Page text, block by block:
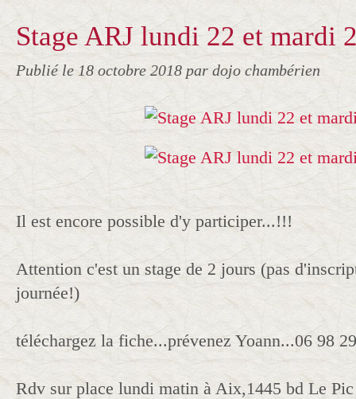
Stage ARJ lundi 22 et mardi
Publié le 18 octobre 2018 par dojo chambérien
Il est encore possible d'y participer...!!!
Attention c'est un stage de 2 jours (pas
journée!)
téléchargez la fiche...prévenez Yoann...06 98
Rdv sur place lundi matin à Aix,1445 bd Le